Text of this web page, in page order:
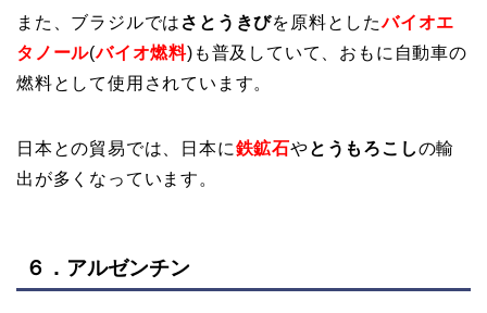
また、ブラジルでは さとうきびを原料としたバイオエ
タノール(バイオ燃料)も普及していて、おもに自動車の
燃料として使用されています。
日本との貿易では、日本に鉄鉱石やとうもろこしの輸
出が多くなっています。
６．アルゼンチン